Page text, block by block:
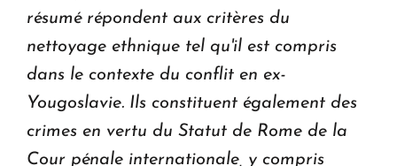
résumé répondent aux critères du
nettoyage ethnique tel qu'il est compris
dans le contexte du conflit en ex-
Yougoslavie. Ils constituent également des
crimes en vertu du Statut de Rome de la
Cour pénale internationale, y compris